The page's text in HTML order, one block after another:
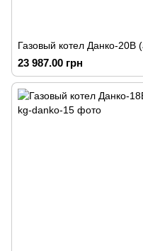
Газовый котел Данко-20В
23 987.00 грн